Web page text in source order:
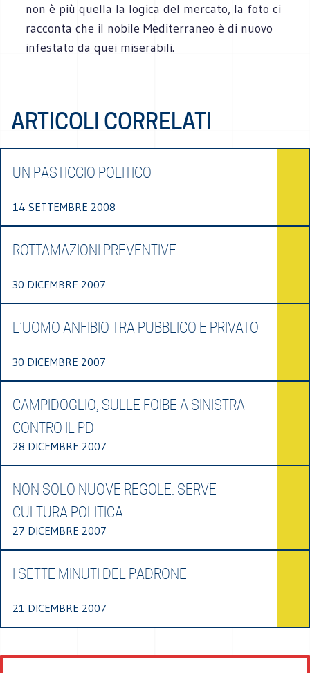
non è più quella la logica del mercato, la foto ci
racconta che il nobile Mediterraneo è di nuovo
infestato da quei miserabili.
ARTICOLI CORRELATI
UN PASTICCIO POLITICO
14 SETTEMBRE 2008
ROTTAMAZIONI PREVENTIVE
30 DICEMBRE 2007
L’UOMO ANFIBIO TRA PUBBLICO E PRIVATO
30 DICEMBRE 2007
CAMPIDOGLIO, SULLE FOIBE A SINISTRA
CONTRO IL PD
28 DICEMBRE 2007
NON SOLO NUOVE REGOLE. SERVE
CULTURA POLITICA
27 DICEMBRE 2007
I SETTE MINUTI DEL PADRONE
21 DICEMBRE 2007